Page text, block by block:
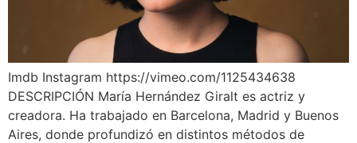
Imdb Instagram https://vimeo.com/1125434638
DESCRIPCIÓN María Hernández Giralt es actriz y
creadora. Ha trabajado en Barcelona, Madrid y Buenos
Aires, donde profundizó en distintos métodos de